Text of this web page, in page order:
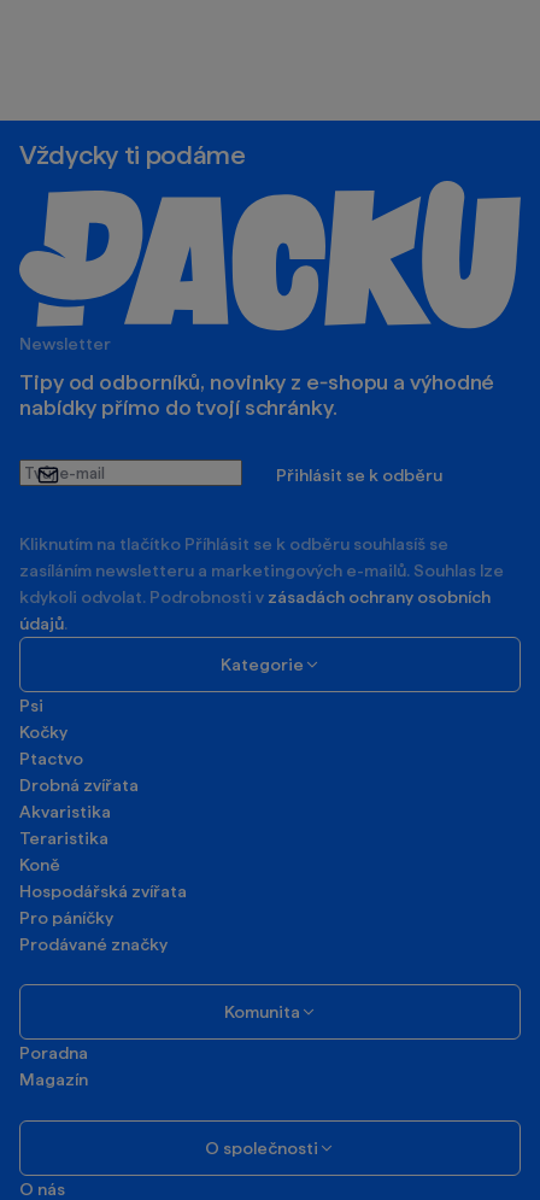
Vždycky ti podáme
Newsletter
Tipy od odborníků, novinky z e‑shopu a výhodné
nabídky přímo do tvojí schránky.
Tvůj
e-
Přihlásit se k odběru
Kliknutím na tlačítko Příhlásit se k odběru souhlasíš se
zasíláním newsletteru a marketingových e-mailů. Souhlas lze
kdykoli odvolat. Podrobnosti v zásadách ochrany osobních
údajů.
Kategorie
Psi
Kočky
Ptactvo
Drobná zvířata
Akvaristika
Teraristika
Koně
Hospodářská zvířata
Pro páníčky
Prodávané značky
Komunita
Poradna
Magazín
O společnosti
O nás